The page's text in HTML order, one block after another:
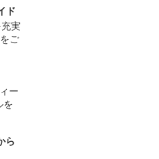
ド
実
ご
ー
を
ら